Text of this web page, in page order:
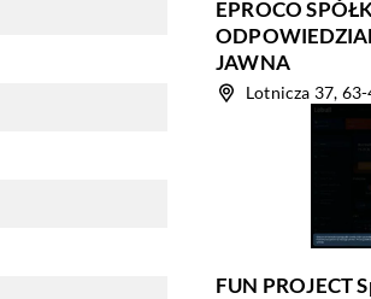
EPROCO
JAWNA
Lotnicza 37,
FUN PROJECT